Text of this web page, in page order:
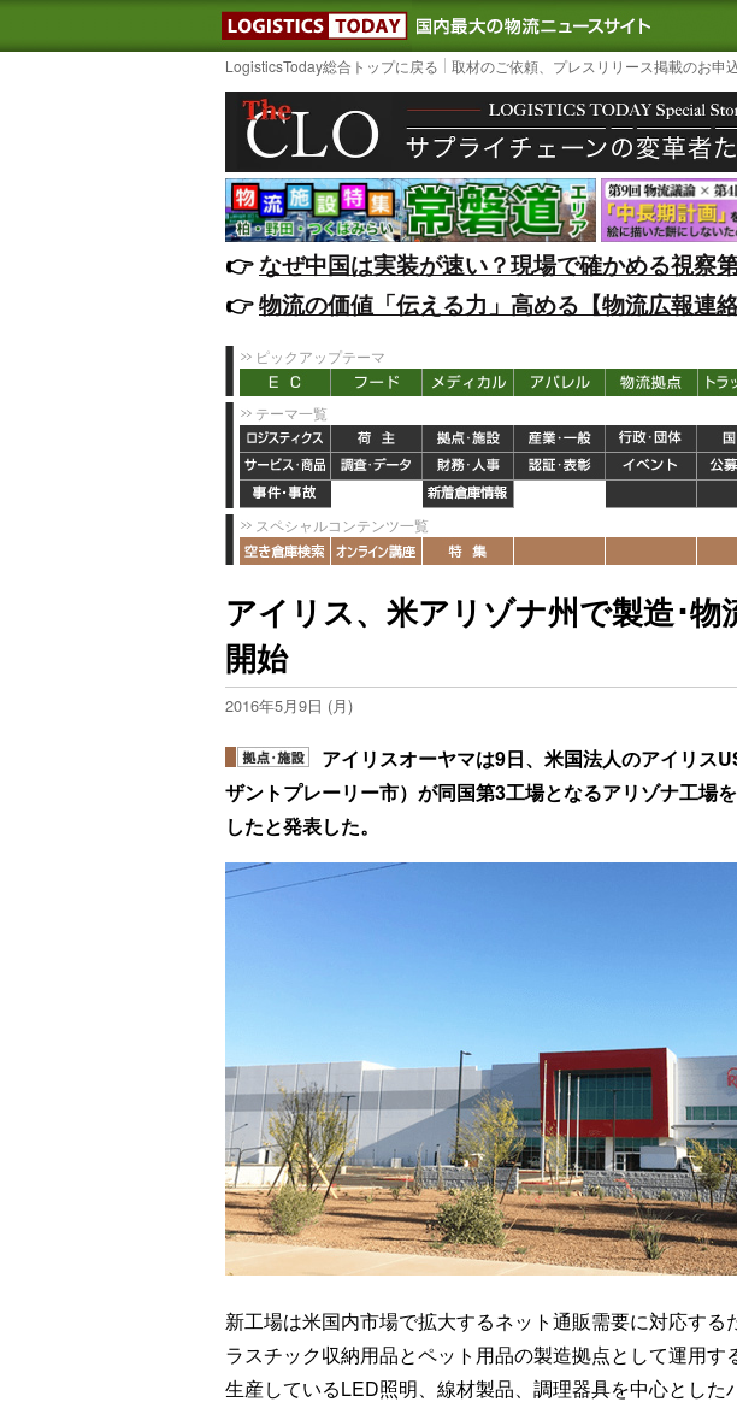
LOGISTICS TODAY｜国内最大の物流
LogisticsToday総合トップに戻る 取材のご依頼、プレスリリース掲載のお申
👉️なぜ中国は実装が速い？現場で確かめる視察
👉️物流の価値「伝える力」高める【物流広報連
ピックアップテーマ
テーマ一覧
スペシャルコンテンツ一覧
アイリス、米アリゾナ州で製造･物
開始
2016年5月9日 (月)
アイリスオーヤマは9日、米国法人のアイリス
ザントプレーリー市）が同国第3工場となるアリゾナ工場
したと発表した。
新工場は米国内市場で拡大するネット通販需要に対応する
ラスチック収納用品とペット用品の製造拠点として運用す
生産しているLED照明、線材製品、調理器具を中心とした